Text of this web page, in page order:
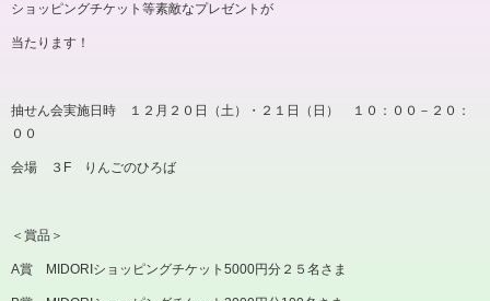
ショッピングチケット等素敵なプレゼントが
当たります！
抽せん会実施日時 １２月２０日（土）・２１日（日） １０：００－２０：
００
会場 ３F りんごのひろば
＜賞品＞
A賞 MIDORIショッピングチケット5000円分２５名さま